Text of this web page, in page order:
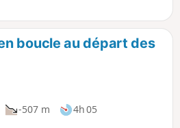
points panoramiques sur
Chablais, les Dents du Midi et le
boucle au départ des
-507 m
4h 05